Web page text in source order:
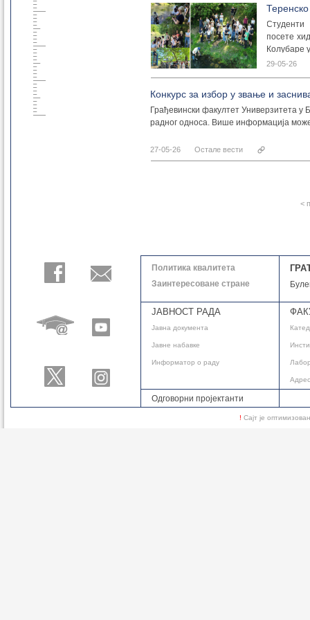
потребно
кроз
заједници.
Како се
начин
Циљ
начина
Током
могу
званично
Програм
Студенти
посете
Колубаре
Током
•
•
• мерење
29-05-26
Конкурс за избор у звање и
Грађевински факултет Универзитета у
радног односа. Више информација
27-05-26 Остале вести
<
Политика квалитета
Заинтересоване стране
ЈАВНОСТ РАДА
Јавнa документа
Јавне набавке
Информатор о раду
Одговорни пројектанти
! Сајт је